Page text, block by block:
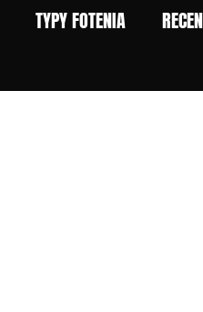
TYPY FOTENIA